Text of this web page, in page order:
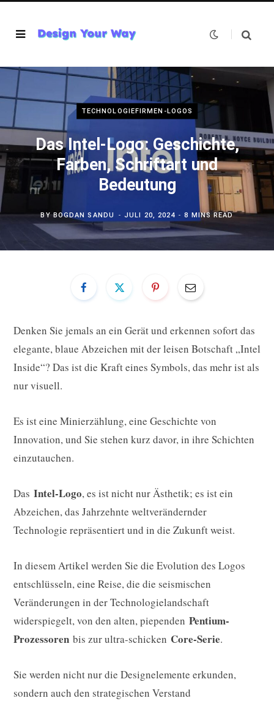
TECHNOLOGIEFIRMEN-LOGOS
Das Intel-Logo: Geschichte,
Farben, Schriftart und
Bedeutung
BYBOGDAN SANDU JULI 20, 2024 8 MINS READ
Denken Sie jemals an ein Gerät und erkennen sofort das
elegante, blaue Abzeichen mit der leisen Botschaft „Intel
Inside“? Das ist die Kraft eines Symbols, das mehr ist als
nur visuell.
Es ist eine Minierzählung, eine Geschichte von
Innovation, und Sie stehen kurz davor, in ihre Schichten
einzutauchen.
Das Intel-Logo, es ist nicht nur Ästhetik; es ist ein
Abzeichen, das Jahrzehnte weltverändernder
Technologie repräsentiert und in die Zukunft weist.
In diesem Artikel werden Sie die Evolution des Logos
entschlüsseln, eine Reise, die die seismischen
Veränderungen in der Technologielandschaft
widerspiegelt, von den alten, piependen Pentium-
Prozessoren bis zur ultra-schicken Core-Serie.
Sie werden nicht nur die Designelemente erkunden,
sondern auch den strategischen Verstand